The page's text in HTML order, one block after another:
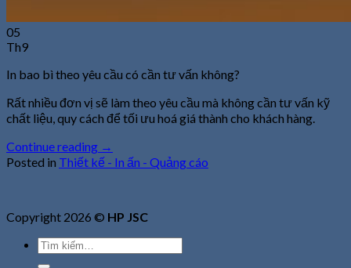
05
Th9
In bao bì theo yêu cầu có cần tư vấn không?
Rất nhiều đơn vị sẽ làm theo yêu cầu mà không cần tư vấn kỹ
chất liệu, quy cách để tối ưu hoá giá thành cho khách hàng.
Continue reading →
Posted in Thiết kế - In ấn - Quảng cáo
Copyright 2026 © HP JSC
Tìm
kiếm: